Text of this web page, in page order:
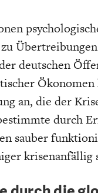
deutschen
Ökonomen
an, die der
durch
sauber
krisenanfällig